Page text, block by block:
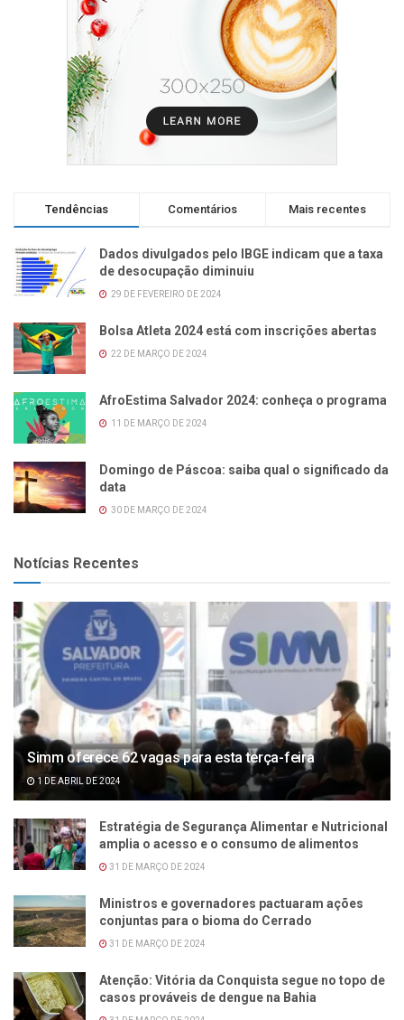
Tendências Comentários Mais recentes
Dados divulgados pelo IBGE indicam que a taxa
de desocupação diminuiu
29 DE FEVEREIRO DE 2024
Bolsa Atleta 2024 está com inscrições abertas
22 DE MARÇO DE 2024
AfroEstima Salvador 2024: conheça o programa
11 DE MARÇO DE 2024
Domingo de Páscoa: saiba qual o significado da
data
30 DE MARÇO DE 2024
Notícias Recentes
Simm oferece 62 vagas para esta terça-feira
1 DE ABRIL DE 2024
Estratégia de Segurança Alimentar e Nutricional
amplia o acesso e o consumo de alimentos
31 DE MARÇO DE 2024
Ministros e governadores pactuaram ações
conjuntas para o bioma do Cerrado
31 DE MARÇO DE 2024
Atenção: Vitória da Conquista segue no topo de
casos prováveis de dengue na Bahia